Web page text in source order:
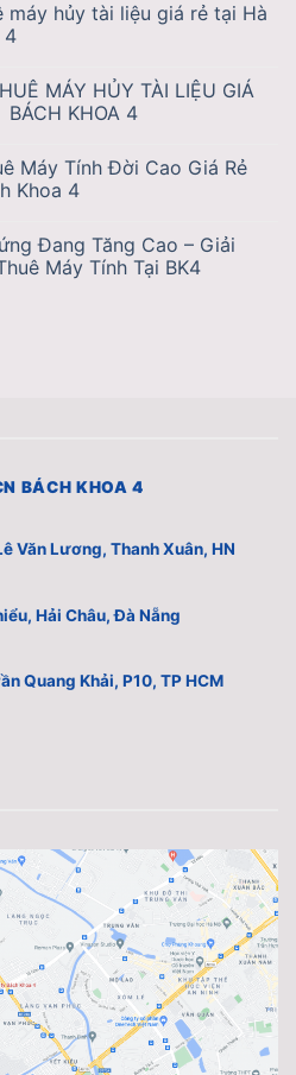
máy hủy tài liệu giá rẻ tại Hà
4
MÁY HỦY TÀI LIỆU GIÁ
BÁCH KHOA 4
Máy Tính Đời Cao Giá Rẻ
Khoa 4
Đang Tăng Cao – Giải
Máy Tính Tại BK4
BÁCH KHOA 4
Văn Lương, Thanh Xuân, HN
Hải Châu, Đà Nẵng
Quang Khải, P10, TP HCM